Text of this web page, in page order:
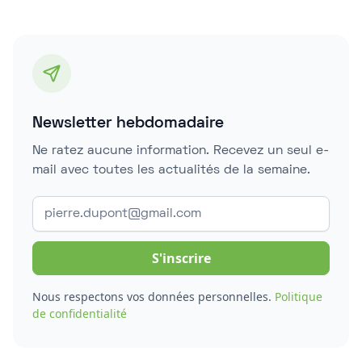
Newsletter hebdomadaire
Ne ratez aucune information. Recevez un seul e-
mail avec toutes les actualités de la semaine.
Nous respectons vos données personnelles. Politique
de confidentialité